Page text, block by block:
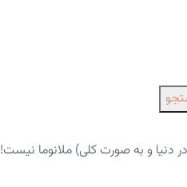
دنیا و به صورت کلی) ملانوما نیست!